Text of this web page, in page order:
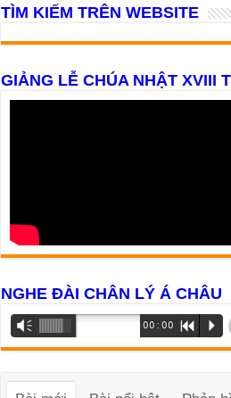
TÌM KIẾM TRÊN WEBSITE
GIẢNG LỄ CHÚA NHẬT XVIII
NGHE ĐÀI CHÂN LÝ Á CHÂU
Trình
phát
âm
Vm 00:00 R P